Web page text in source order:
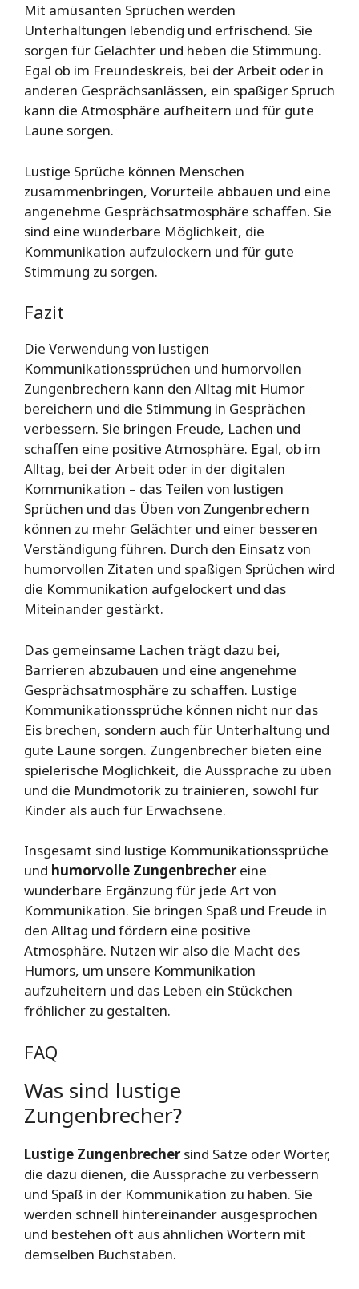
Mit amüsanten Sprüchen werden
Unterhaltungen lebendig und erfrischend. Sie
sorgen für Gelächter und heben die Stimmung.
Egal ob im Freundeskreis, bei der Arbeit oder in
anderen Gesprächsanlässen, ein spaßiger Spruch
kann die Atmosphäre aufheitern und für gute
Laune sorgen.
Lustige Sprüche können Menschen
zusammenbringen, Vorurteile abbauen und eine
angenehme Gesprächsatmosphäre schaffen. Sie
sind eine wunderbare Möglichkeit, die
Kommunikation aufzulockern und für gute
Stimmung zu sorgen.
Fazit
Die Verwendung von lustigen
Kommunikationssprüchen und humorvollen
Zungenbrechern kann den Alltag mit Humor
bereichern und die Stimmung in Gesprächen
verbessern. Sie bringen Freude, Lachen und
schaffen eine positive Atmosphäre. Egal, ob im
Alltag, bei der Arbeit oder in der digitalen
Kommunikation – das Teilen von lustigen
Sprüchen und das Üben von Zungenbrechern
können zu mehr Gelächter und einer besseren
Verständigung führen. Durch den Einsatz von
humorvollen Zitaten und spaßigen Sprüchen wird
die Kommunikation aufgelockert und das
Miteinander gestärkt.
Das gemeinsame Lachen trägt dazu bei,
Barrieren abzubauen und eine angenehme
Gesprächsatmosphäre zu schaffen. Lustige
Kommunikationssprüche können nicht nur das
Eis brechen, sondern auch für Unterhaltung und
gute Laune sorgen. Zungenbrecher bieten eine
spielerische Möglichkeit, die Aussprache zu üben
und die Mundmotorik zu trainieren, sowohl für
Kinder als auch für Erwachsene.
Insgesamt sind lustige Kommunikationssprüche
und humorvolle Zungenbrechereine
wunderbare Ergänzung für jede Art von
Kommunikation. Sie bringen Spaß und Freude in
den Alltag und fördern eine positive
Atmosphäre. Nutzen wir also die Macht des
Humors, um unsere Kommunikation
aufzuheitern und das Leben ein Stückchen
fröhlicher zu gestalten.
FAQ
Was sind lustige
Zungenbrecher?
Lustige Zungenbrechersind Sätze oder Wörter,
die dazu dienen, die Aussprache zu verbessern
und Spaß in der Kommunikation zu haben. Sie
werden schnell hintereinander ausgesprochen
und bestehen oft aus ähnlichen Wörtern mit
demselben Buchstaben.